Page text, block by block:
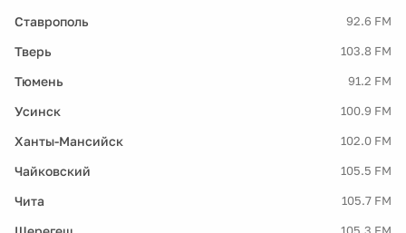
Ставрополь 92.6 FM
Тверь 103.8 FM
Тюмень 91.2 FM
Усинск 100.9 FM
Ханты-Мансийск 102.0 FM
Чайковский 105.5 FM
Чита 105.7 FM